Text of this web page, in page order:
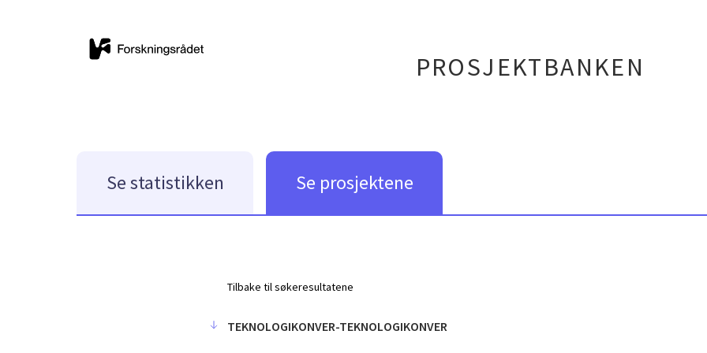
PROSJEKTBANKEN
Se statistikken Se prosjektene
Tilbake til søkeresultatene
TEKNOLOGIKONVER-TEKNOLOGIKONVER